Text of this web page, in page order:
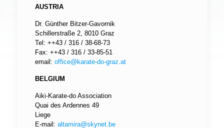
AUSTRIA
Dr. Günther Bitzer-Gavornik
Schillerstraße 2, 8010 Graz
Tel: ++43 / 316 / 38-68-73
Fax: ++43 / 316 / 33-85-51
email: office@karate-do-graz.at
BELGIUM
Aiki-Karate-do Association
Quai des Ardennes 49
Liege
E-mail: altamira@skynet.be